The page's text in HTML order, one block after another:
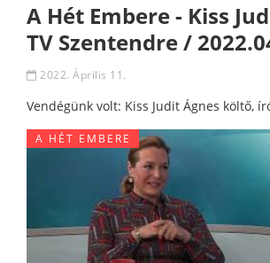
A Hét Embere - Kiss
TV Szentendre /
2022. Április 11.
Vendégünk volt: Kiss Judit Ágnes költő,
A HÉT EMBERE